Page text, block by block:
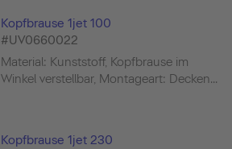
Kopfbrause 1jet 100
#UV0660022
Material: Kunststoff, Kopfbrause im
Winkel verstellbar, Montageart: Decken...
Kopfbrause 1jet 230